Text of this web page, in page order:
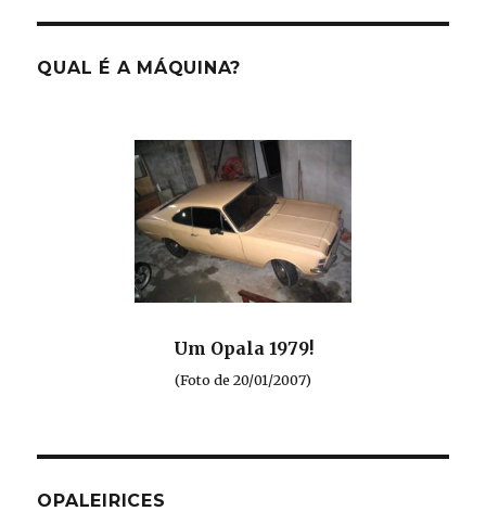
QUAL É A MÁQUINA?
Um Opala 1979!
(Foto de 20/01/2007)
OPALEIRICES